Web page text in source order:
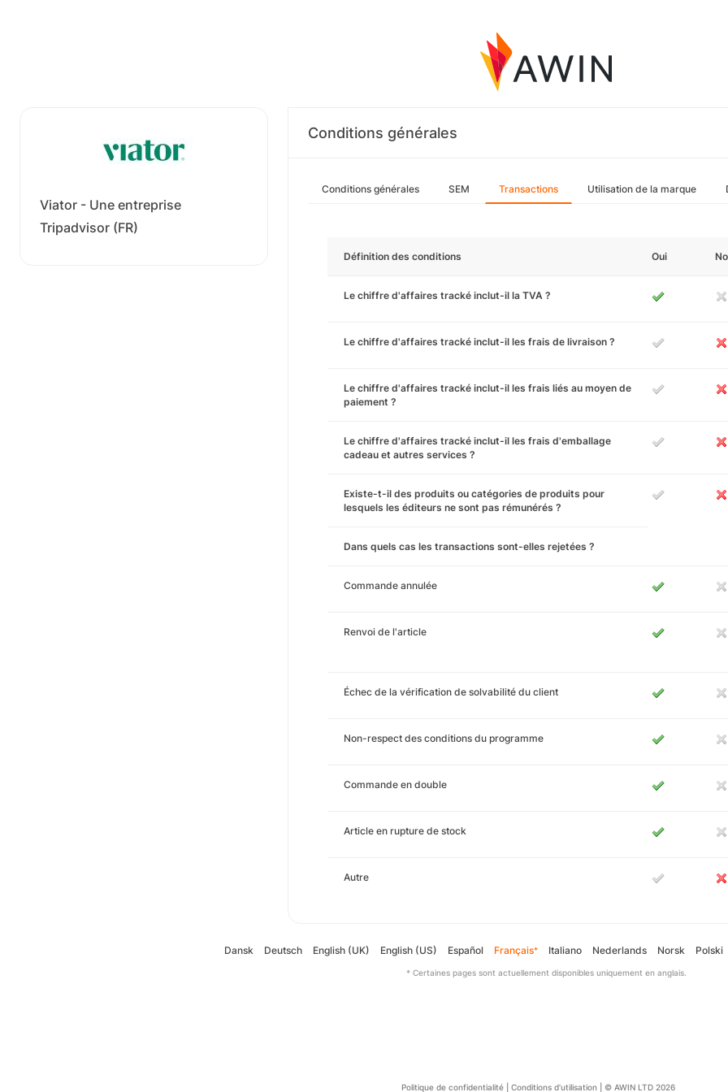
Viator - Une entreprise
Tripadvisor (FR)
Conditions générales
Conditions générales SEM Transactions Utilisation de la marque
Définition des conditions Oui
Le chiffre d'affaires tracké inclut-il la TVA ?
Le chiffre d'affaires tracké inclut-il les frais de livraison ?
Le chiffre d'affaires tracké inclut-il les frais liés au moyen de
paiement ?
Le chiffre d'affaires tracké inclut-il les frais d'emballage
cadeau et autres services ?
Existe-t-il des produits ou catégories de produits pour
lesquels les éditeurs ne sont pas rémunérés ?
Dans quels cas les transactions sont-elles rejetées ?
Commande annulée
Renvoi de l'article
Échec de la vérification de solvabilité du client
Non-respect des conditions du programme
Commande en double
Article en rupture de stock
Autre
Dansk Deutsch English (UK) English (US) Español Français* Italiano Nederlands Norsk Polski
* Certaines pages sont actuellement disponibles uniquement en anglais.
Politique de confidentialité| Conditions d’utilisation| © AWIN LTD 2026